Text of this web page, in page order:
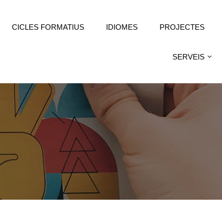
CICLES FORMATIUS IDIOMES PROJECTES
SERVEIS